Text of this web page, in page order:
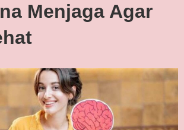
Menjaga Agar